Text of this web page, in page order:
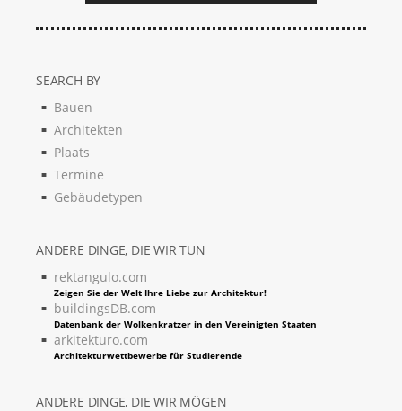
SEARCH BY
Bauen
Architekten
Plaats
Termine
Gebäudetypen
ANDERE DINGE, DIE WIR TUN
rektangulo.com
Zeigen Sie der Welt Ihre Liebe zur Architektur!
buildingsDB.com
Datenbank der Wolkenkratzer in den Vereinigten Staaten
arkitekturo.com
Architekturwettbewerbe für Studierende
ANDERE DINGE, DIE WIR MÖGEN